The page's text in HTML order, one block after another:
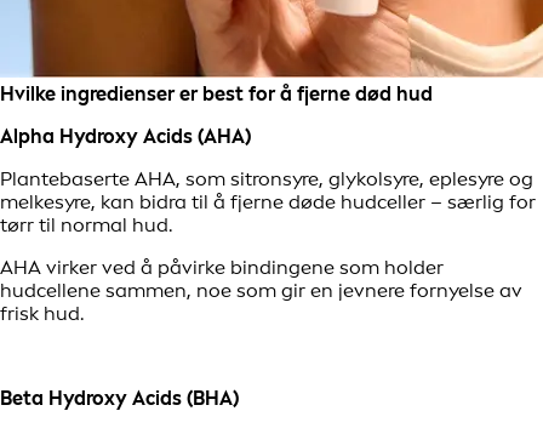
Hvilke ingredienser er best for å fjerne død hud
Alpha Hydroxy Acids (AHA)
Plantebaserte AHA, som sitronsyre, glykolsyre, eplesyre og
melkesyre, kan bidra til å fjerne døde hudceller – særlig for
tørr til normal hud.
AHA virker ved å påvirke bindingene som holder
hudcellene sammen, noe som gir en jevnere fornyelse av
frisk hud.
Beta Hydroxy Acids (BHA)